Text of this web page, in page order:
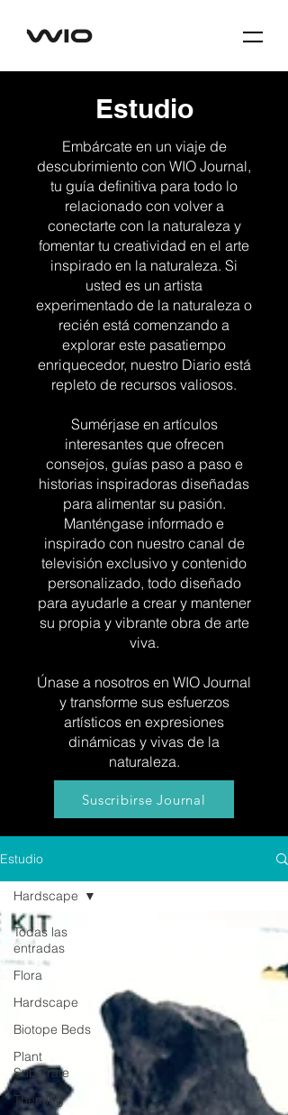
Estudio
Embárcate en un viaje de
descubrimiento con WIO Journal,
tu guía definitiva para todo lo
relacionado con volver a
conectarte con la naturaleza y
fomentar tu creatividad en el arte
inspirado en la naturaleza. Si
usted es un artista
experimentado de la naturaleza o
recién está comenzando a
explorar este pasatiempo
enriquecedor, nuestro Diario está
repleto de recursos valiosos.
Sumérjase en artículos
interesantes que ofrecen
consejos, guías paso a paso e
historias inspiradoras diseñadas
para alimentar su pasión.
Manténgase informado e
inspirado con nuestro canal de
televisión exclusivo y contenido
personalizado, todo diseñado
para ayudarle a crear y mantener
su propia y vibrante obra de arte
viva.
Únase a nosotros en WIO Journal
y transforme sus esfuerzos
artísticos en expresiones
dinámicas y vivas de la
naturaleza.
Suscribirse Journal
Estudio
Todas las
entradas
Flora
Hardscape
Biotope Beds
Plant
Substrate
Theming
Hardscape